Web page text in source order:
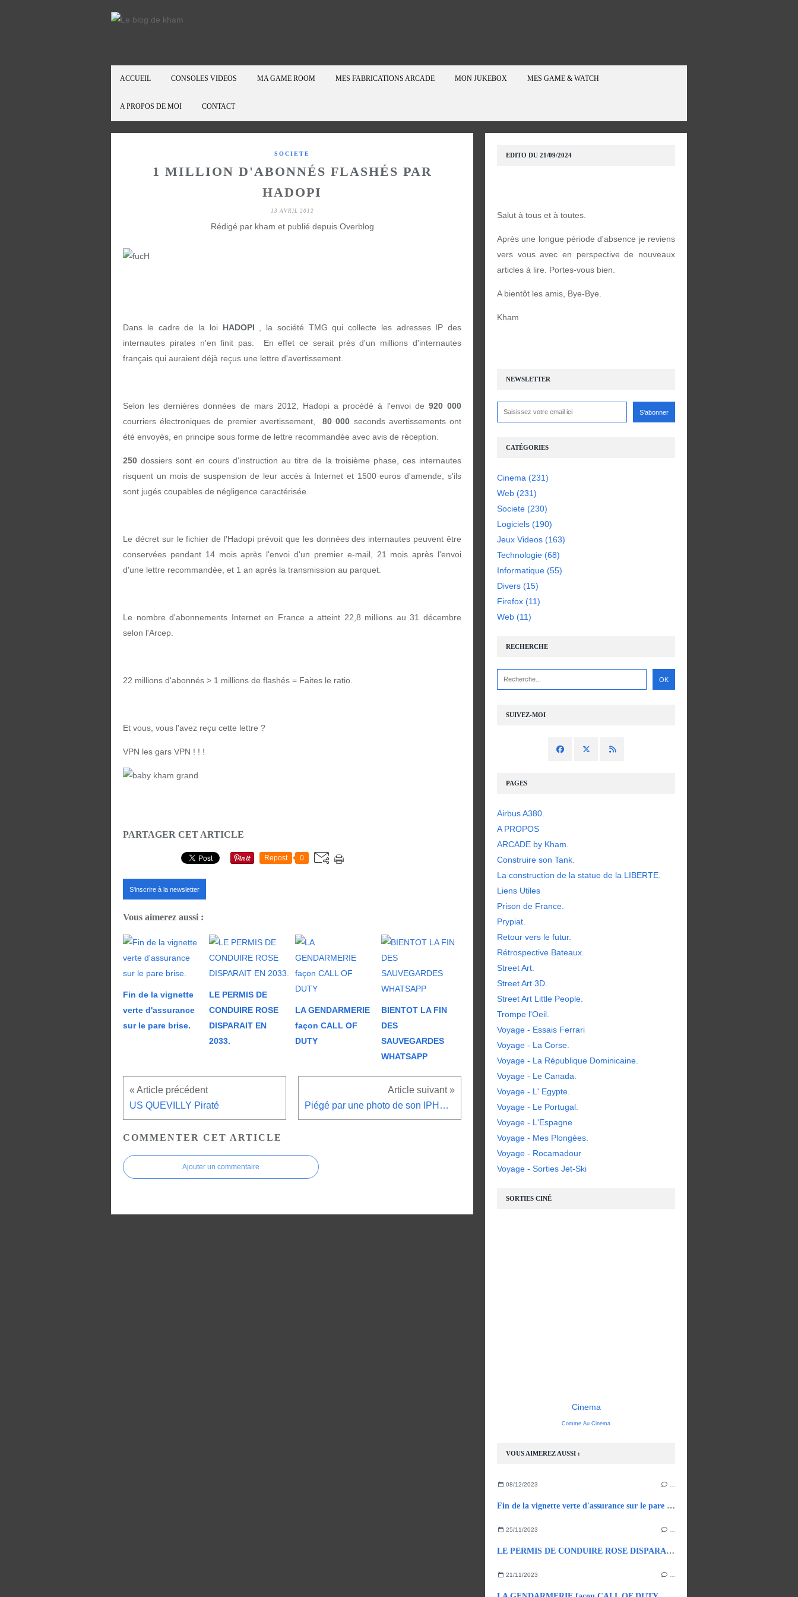
ACCUEIL CONSOLES VIDEOS MA GAME ROOM MES FABRICATIONS ARCADE MON JUKEBOX MES GAME & WATCH
A PROPOS DE MOI CONTACT
SOCIETE
1 MILLION D'ABONNÉS FLASHÉS PAR
HADOPI
13 AVRIL 2012
Rédigé par kham et publié depuis Overblog
Dans le cadre de la loi HADOPI , la société TMG qui collecte les adresses IP des
internautes pirates n'en finit pas. En effet ce serait près d'un millions d'internautes
français qui auraient déjà reçus une lettre d'avertissement.
Selon les dernières données de mars 2012, Hadopi a procédé à l'envoi de 920 000
courriers électroniques de premier avertissement,80 000 seconds avertissements ont
été envoyés, en principe sous forme de lettre recommandée avec avis de réception.
250 dossiers sont en cours d'instruction au titre de la troisième phase, ces internautes
risquent un mois de suspension de leur accès à Internet et 1500 euros d'amende, s'ils
sont jugés coupables de négligence caractérisée.
Le décret sur le fichier de l'Hadopi prévoit que les données des internautes peuvent être
conservées pendant 14 mois après l'envoi d'un premier e-mail, 21 mois après l'envoi
d'une lettre recommandée, et 1 an après la transmission au parquet.
Le nombre d'abonnements Internet en France a atteint 22,8 millions au 31 décembre
selon l'Arcep.
22 millions d'abonnés > 1 millions de flashés = Faites le ratio.
Et vous, vous l'avez reçu cette lettre ?
VPN les gars VPN ! ! !
PARTAGER CET ARTICLE
Repost 0
S'inscrire à la newsletter
Vous aimerez aussi :
Fin de la vignette
verte d'assurance
sur le pare brise.
LE PERMIS DE
CONDUIRE ROSE
DISPARAIT EN
2033.
LA GENDARMERIE
façon CALL OF
DUTY
BIENTOT LA FIN
DES
SAUVEGARDES
WHATSAPP
US QUEVILLY Piraté Piégé par une photo de son IPHONE
COMMENTER CET ARTICLE
Ajouter un commentaire
NEWSLETTER
SUIVEZ-MOI
RECHERCHE
VOUS AIMEREZ AUSSI :
08/12/2023
Fin de la vignette verte d'assurance sur le pare brise.
25/11/2023
LE PERMIS DE CONDUIRE ROSE DISPARAIT EN 2033.
21/11/2023
PAGES
Airbus A380.
A PROPOS
ARCADE by Kham.
Construire son Tank.
La construction de la statue de la LIBERTE.
Liens Utiles
Prison de France.
Prypiat.
Retour vers le futur.
Rétrospective Bateaux.
Street Art.
Street Art 3D.
Street Art Little People.
Trompe l'Oeil.
Voyage - Essais Ferrari
Voyage - La Corse.
Voyage - La République Dominicaine.
Voyage - Le Canada.
Voyage - L' Egypte.
Voyage - Le Portugal.
Voyage - L'Espagne
Voyage - Mes Plongées.
Voyage - Rocamadour
Voyage - Sorties Jet-Ski
CATÉGORIES
Cinema (231)
Web (231)
Societe (230)
Logiciels (190)
Jeux Videos (163)
Technologie (68)
Informatique (55)
Divers (15)
Firefox (11)
Web (11)
EDITO DU 21/09/2024
Salut à tous et à toutes.
Après une longue période d'absence je reviens
vers vous avec en perspective de nouveaux
articles à lire. Portes-vous bien.
A bientôt les amis, Bye-Bye.
Kham
SORTIES CINÉ
Cinema
Comme Au Cinema